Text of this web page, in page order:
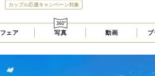
カップル応援キャンペーン対象
フェア 写真 動画